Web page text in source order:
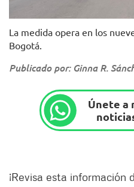
La medida opera en los
Bogotá.
Publicado por: Ginna R.
Únete a
¡Revisa esta información